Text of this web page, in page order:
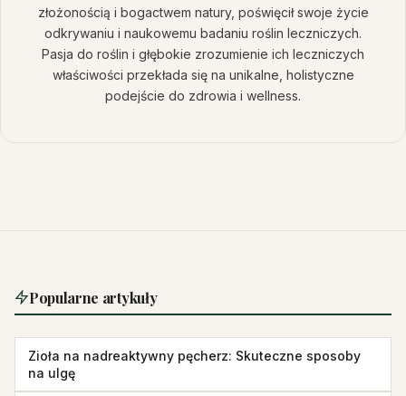
złożonością i bogactwem natury, poświęcił swoje życie
odkrywaniu i naukowemu badaniu roślin leczniczych.
Pasja do roślin i głębokie zrozumienie ich leczniczych
właściwości przekłada się na unikalne, holistyczne
podejście do zdrowia i wellness.
Popularne artykuły
Zioła na nadreaktywny pęcherz: Skuteczne sposoby
na ulgę